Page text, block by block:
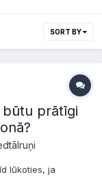
SORT BY
prātīgi
lūkoties, ja